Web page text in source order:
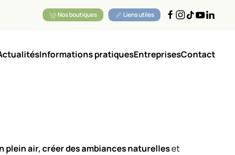
Nos boutiques Liens utiles
Informations pratiquesEntreprisesContact
plein air,créer des ambiances naturelleset